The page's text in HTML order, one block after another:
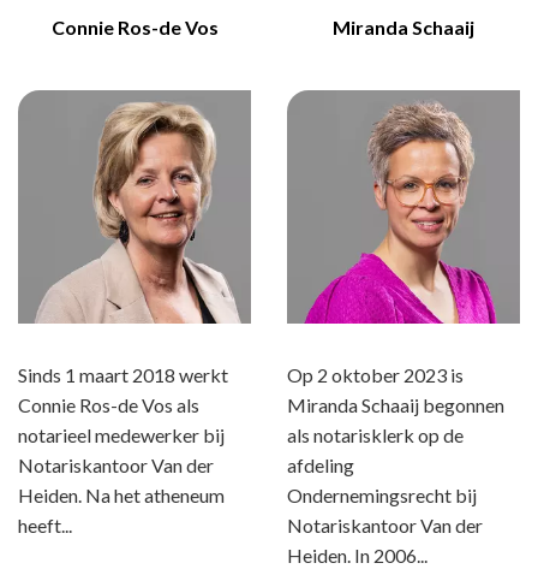
Connie Ros-de Vos
Sinds 1 maart 2018 werkt
Connie Ros-de Vos als
notarieel medewerker bij
Notariskantoor Van der
Heiden. Na het atheneum
heeft...
Miranda Schaaij
Op 2 oktober 2023 is
Miranda Schaaij begonnen
als notarisklerk op de
afdeling
Ondernemingsrecht bij
Notariskantoor Van der
Heiden. In 2006...